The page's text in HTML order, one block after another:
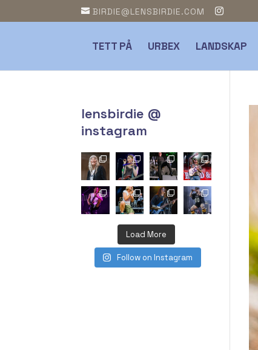
BIRDIE@LENSBIRDIE.COM
TETT PÅ URBEX LANDSKAP
lensbirdie @
instagram
Load More
Follow on Instagram